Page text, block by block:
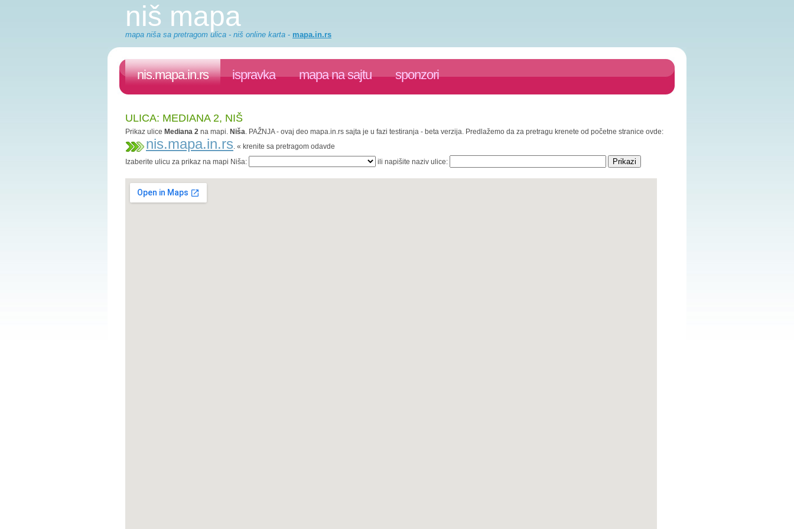
niš mapa
mapa niša sa pretragom ulica - niš online karta - mapa.in.rs
nis.mapa.in.rs ispravka mapa na sajtu sponzori
ULICA: MEDIANA 2, NIŠ
Prikaz ulice Mediana 2 na mapi. Niša. PAŽNJA - ovaj deo mapa.in.rs sajta je u fazi testiranja - beta verzija. Predlažemo da za pretragu krenete od početne stranice ovde:
nis.mapa.in.rs. « krenite sa pretragom odavde
Izaberite ulicu za prikaz na mapi Niša:
ili napišite naziv ulice: